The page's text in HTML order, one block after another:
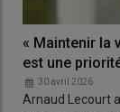
« Maintenir la
est une
30 avril 2026
Arnaud Lecourt